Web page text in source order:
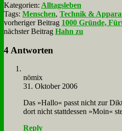
Kategorien: Alltagsleben
Tags: Menschen, Technik &
vorheriger Beitrag 1000 Gründe,
nächster Beitrag Hahn zu
4 Antworten
nö­mix
31. Oktober 2006
Das »Hal­lo« passt nicht zur
dort nicht statt­des­sen »Moin«
Reply